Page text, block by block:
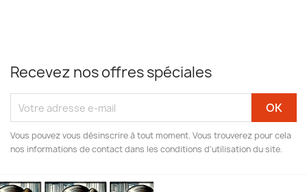
Recevez nos offres spéciales
Vous pouvez vous désinscrire à tout moment. Vous trouverez pour cela
nos informations de contact dans les conditions d'utilisation du site.